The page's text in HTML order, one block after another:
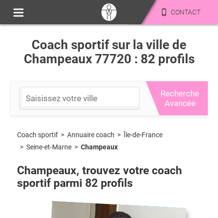
CONTACT
Coach sportif sur la ville de
Champeaux 77720 : 82 profils
Recherche
Avancée
Coach sportif > Annuaire coach > Île-de-France
> Seine-et-Marne > Champeaux
Champeaux, trouvez votre coach
sportif parmi 82 profils